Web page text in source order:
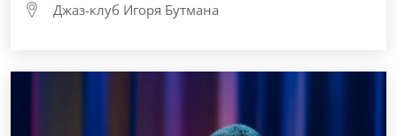
Джаз-клуб Игоря Бутмана